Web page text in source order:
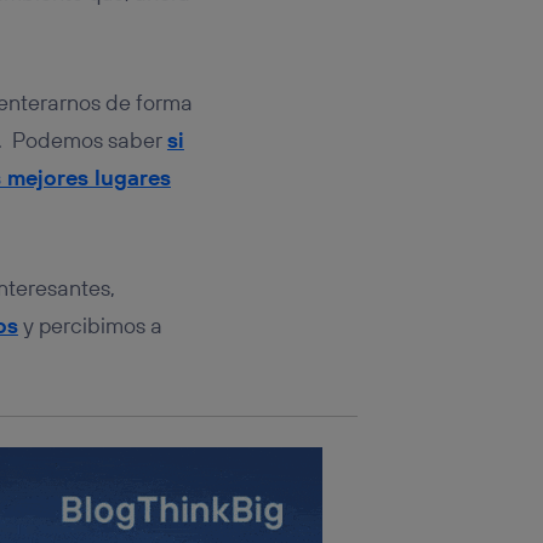
de forma
Podemos sabersi
lugares
y percibimos a
que
parte